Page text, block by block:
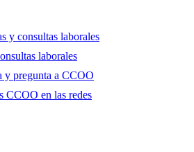
y consultas laborales
laborales
y pregunta a CCOO
CCOO en las redes